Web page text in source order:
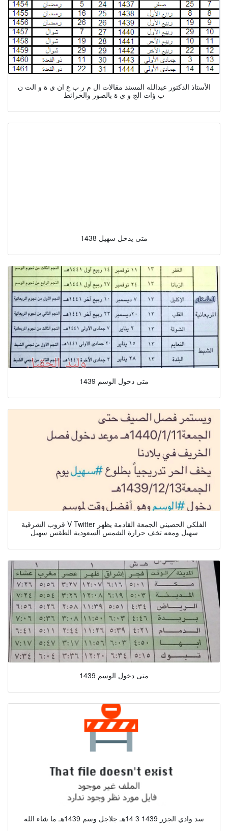
الأستاذ الدكتور عبدالله المسند مقالات ال م ر ب ع ان ي ة و الت ن
ب ؤات الج و ي ة بالصور والخرائط
متى يدخل سهيل 1438
متى دخول الوسم 1439
قروب الشرقية V Twitter الفلكي الحصيني الجمعة القادمة يظهر
سهيل ومعه تخف حرارة الشمس السعودية الطقس سهيل
متى دخول الوسم 1439
سد وادي الجزر 1439 3 14هـ جلاجل وسم 1439هـ ما شاء الله